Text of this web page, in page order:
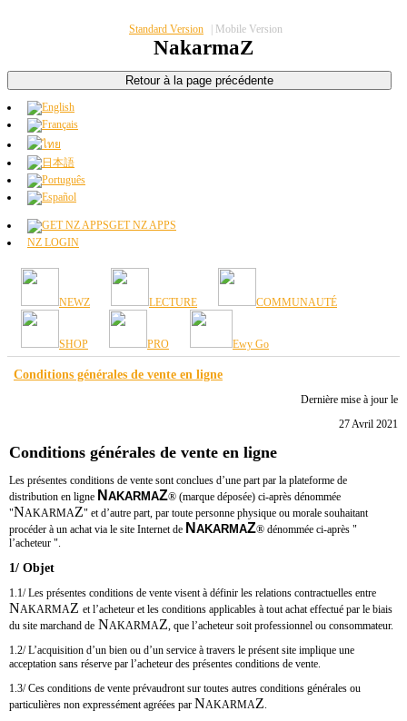
Standard Version Mobile Version
NakarmaZ
GET NZ APPS
NZ LOGIN
NEWZ LECTURE COMMUNAUTÉ
SHOP PRO Ewy Go
Conditions générales de vente en ligne
Dernière mise à jour le
27 Avril 2021
Conditions générales de vente en ligne
Les présentes conditions de vente sont conclues d’une part par la plateforme de
distribution en ligne N AKARMAZ® (marque déposée) ci-après dénommée
"NAKARMAZ" et d’autre part, par toute personne physique ou morale souhaitant
procéder à un achat via le site Internet de N AKARMAZ® dénommée ci-après "
l’acheteur ".
1/ Objet
1.1/ Les présentes conditions de vente visent à définir les relations contractuelles entre
NAKARMAZ et l’acheteur et les conditions applicables à tout achat effectué par le biais
du site marchand de NAKARMAZ , que l’acheteur soit professionnel ou consommateur.
1.2/ L’acquisition d’un bien ou d’un service à travers le présent site implique une
acceptation sans réserve par l’acheteur des présentes conditions de vente.
1.3/ Ces conditions de vente prévaudront sur toutes autres conditions générales ou
particulières non expressément agréées par NAKARMAZ